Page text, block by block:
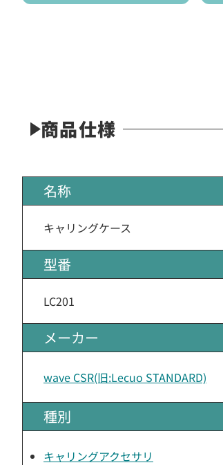
商品仕様
名称
キャリングケース
型番
LC201
メーカー
wave CSR(旧:Lecuo STANDARD)
種別
キャリングアクセサリ